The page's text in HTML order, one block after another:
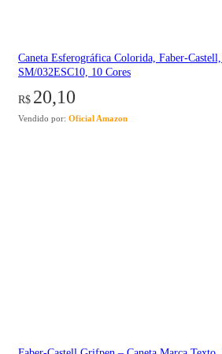
Caneta Esferográfica Colorida, Faber-
SM/032ESC10, 10 Cores
R$ 20,10
Vendido por: Oficial Amazon